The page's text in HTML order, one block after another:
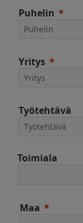
Puhelin
Yritys
Työtehtävä
Toimiala
Maa